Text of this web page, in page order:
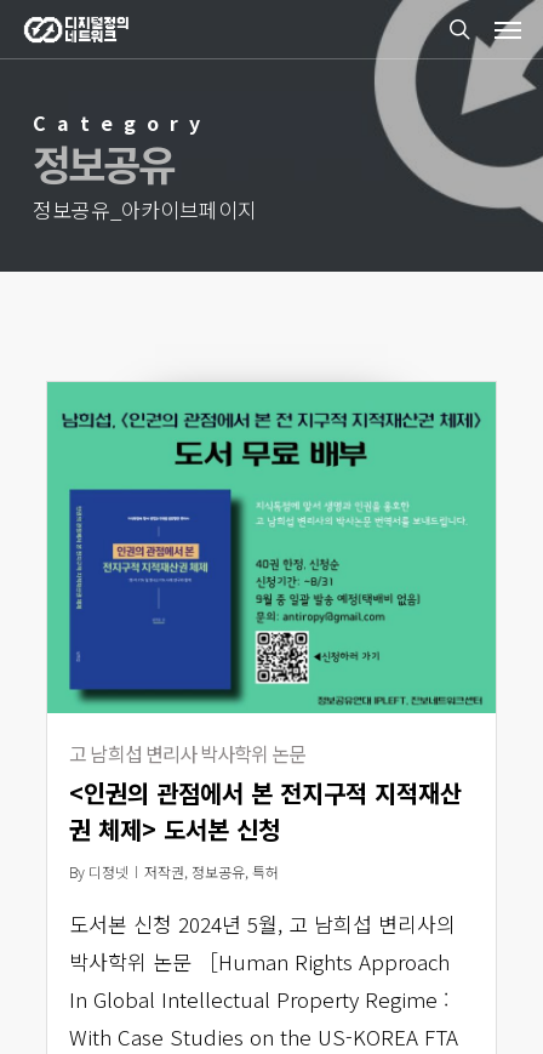
Skip
to
content
search
Category
정보공유
정보공유_아카이브페이지
고 남희섭 변리사 박사학위 논문
<인권의 관점에서 본 전지구적 지적재산
권 체제> 도서본 신청
By 디정넷 저작권, 정보공유,특허
도서본 신청 2024년 5월, 고 남희섭 변리사의
박사학위 논문 ［Human Rights Approach
In Global Intellectual Property Regime :
With Case Studies on the US-KOREA FTA